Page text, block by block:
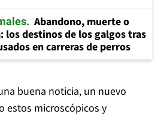
Abandono, muerte o
los destinos de los galgos tras
en carreras de perros
buena noticia, un nuevo
estos microscópicos y